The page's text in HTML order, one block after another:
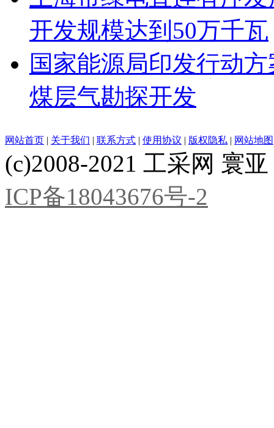
开发规模达到50万千瓦
国家能源局印发行动
煤层气勘探开发
网站首页 | 关于我们 | 联系方式 | 使用协议 | 版权隐私 | 网站地图
(c)2008-2021 工采网 寰
ICP备18043676号-2